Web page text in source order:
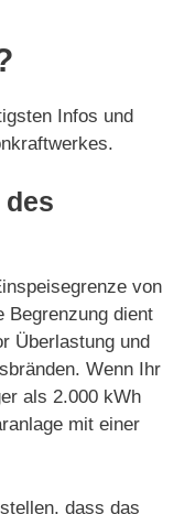
Infos und
von
Begrenzung dient
Überlastung und
Wenn Ihr
als 2.000 kWh
mit einer
dass das